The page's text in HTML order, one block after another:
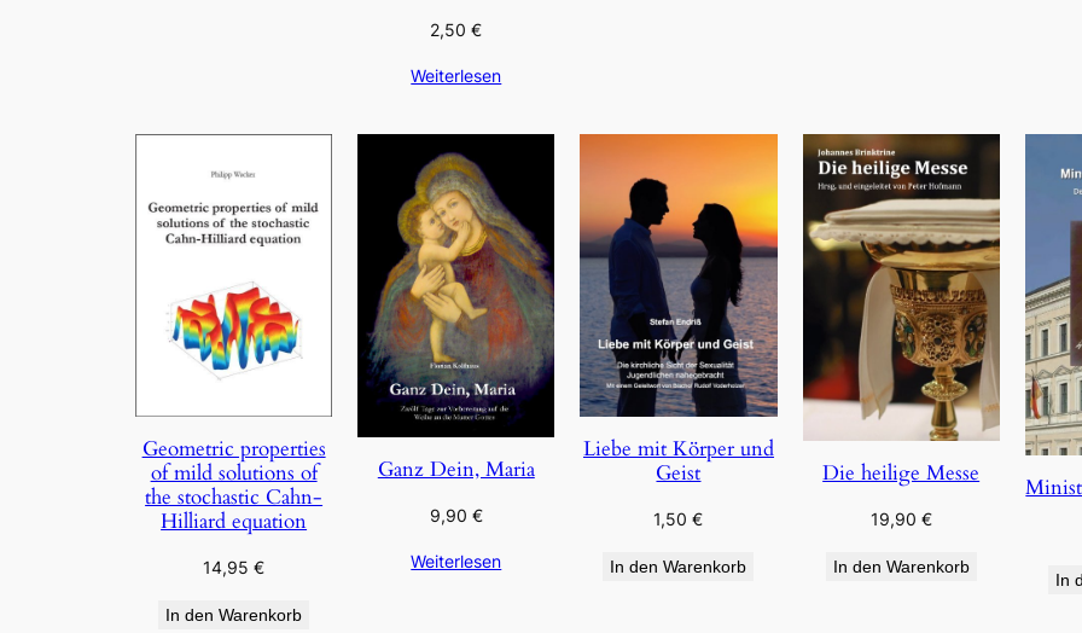
2,50€
Weiterlesen
Geometric properties
of mild solutions of
the stochastic Cahn-
Hilliard equation
14,95€
In den Warenkorb
Ganz Dein, Maria
9,90 €
Weiterlesen
Liebe mit Körper und
Geist
1,50€
In den Warenkorb
Die heilige Messe
19,90 €
In den Warenkorb
In